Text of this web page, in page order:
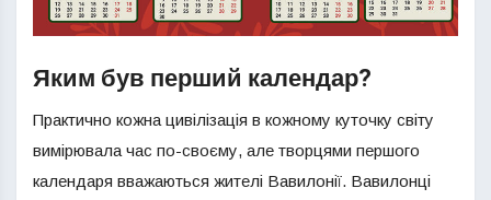
Яким був перший календар?
Практично кожна цивілізація в кожному куточку світу
вимірювала час по-своєму, але творцями першого
календаря вважаються жителі Вавилонії. Вавилонці